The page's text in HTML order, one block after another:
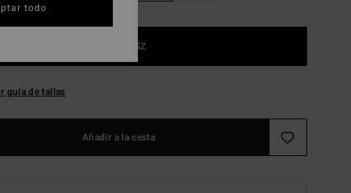
1SZ
guía de tallas
Añadir a la cesta
todo